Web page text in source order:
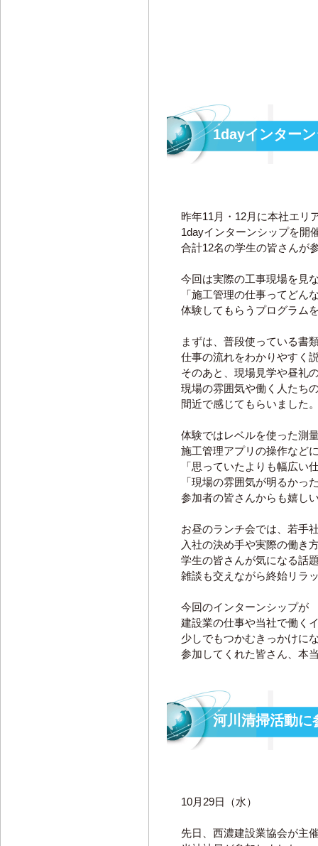
1dayインター
昨年11月・12月に本社エリ
1dayインターンシップを開
合計12名の学生の皆さんが
今回は実際の工事現場を見
「施工管理の仕事ってどん
体験してもらうプログラム
まずは、普段使っている書
仕事の流れをわかりやすく
そのあと、現場見学や昼礼
現場の雰囲気や働く人たち
間近で感じてもらいました
体験ではレベルを使った測
施工管理アプリの操作など
「思っていたよりも幅広い
「現場の雰囲気が明るかっ
参加者の皆さんからも嬉し
お昼のランチ会では、若手
入社の決め手や実際の働き
学生の皆さんが気になる話
雑談も交えながら終始リラ
今回のインターンシップが
建設業の仕事や当社で働く
少しでもつかむきっかけに
参加してくれた皆さん、本
河川清掃活動に
10月29日（水）
先日、西濃建設業協会が主